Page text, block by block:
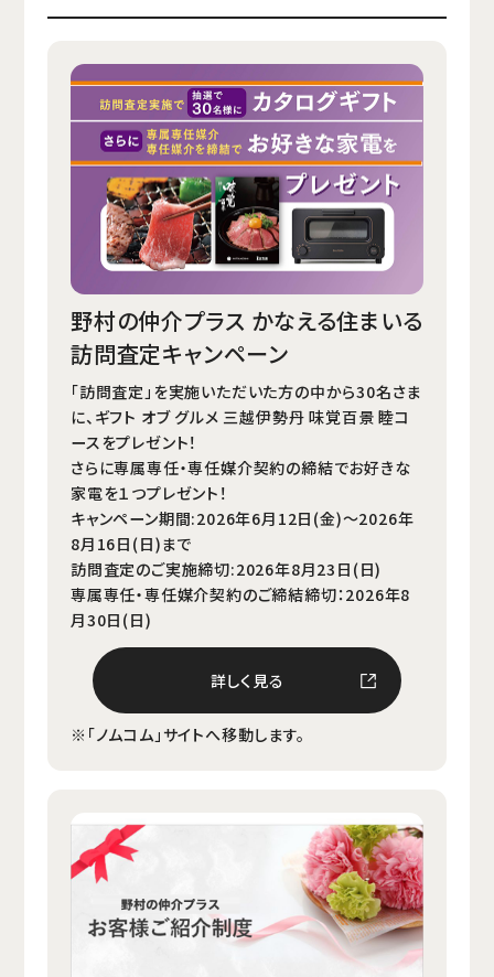
野村の仲介プラス かなえる住まいる
訪問査定キャンペーン
「訪問査定」を実施いただいた方の中から30名さま
に、ギフト オブ グルメ 三越伊勢丹 味覚百景 睦コ
ースをプレゼント！
さらに専属専任・専任媒介契約の締結でお好きな
家電を１つプレゼント！
キャンペーン期間:2026年6月12日(金)～2026年
8月16日(日)まで
訪問査定のご実施締切:2026年8月23日(日)
専属専任・専任媒介契約のご締結締切：2026年8
月30日(日)
詳しく見る
※「ノムコム」サイトへ移動します。